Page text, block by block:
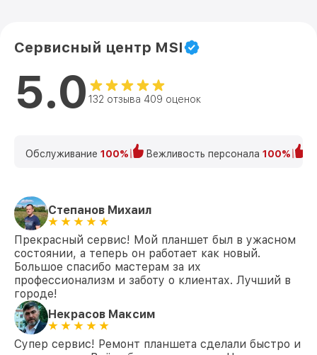
Сервисный центр MSI
5.0 132 отзыва 409 оценок
Обслуживание 100% Вежливость персонала 100%
Степанов Михаил
Прекрасный сервис! Мой планшет был в ужасном
состоянии, а теперь он работает как новый.
Большое спасибо мастерам за их
профессионализм и заботу о клиентах. Лучший в
городе!
Некрасов Максим
Супер сервис! Ремонт планшета сделали быстро и